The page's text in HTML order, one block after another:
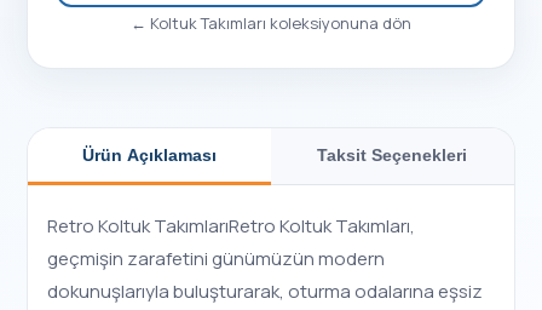
← Koltuk Takımları koleksiyonuna dön
Ürün Açıklaması Taksit Seçenekleri
Retro Koltuk TakımlarıRetro Koltuk Takımları,
geçmişin zarafetini günümüzün modern
dokunuşlarıyla buluşturarak, oturma odalarına eşsiz